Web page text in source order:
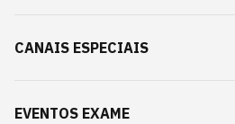
CANAIS ESPECIAIS
EVENTOS EXAME